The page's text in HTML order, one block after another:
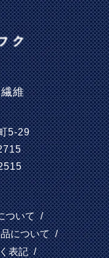
維
5-29
ついて /
について /
表記 /